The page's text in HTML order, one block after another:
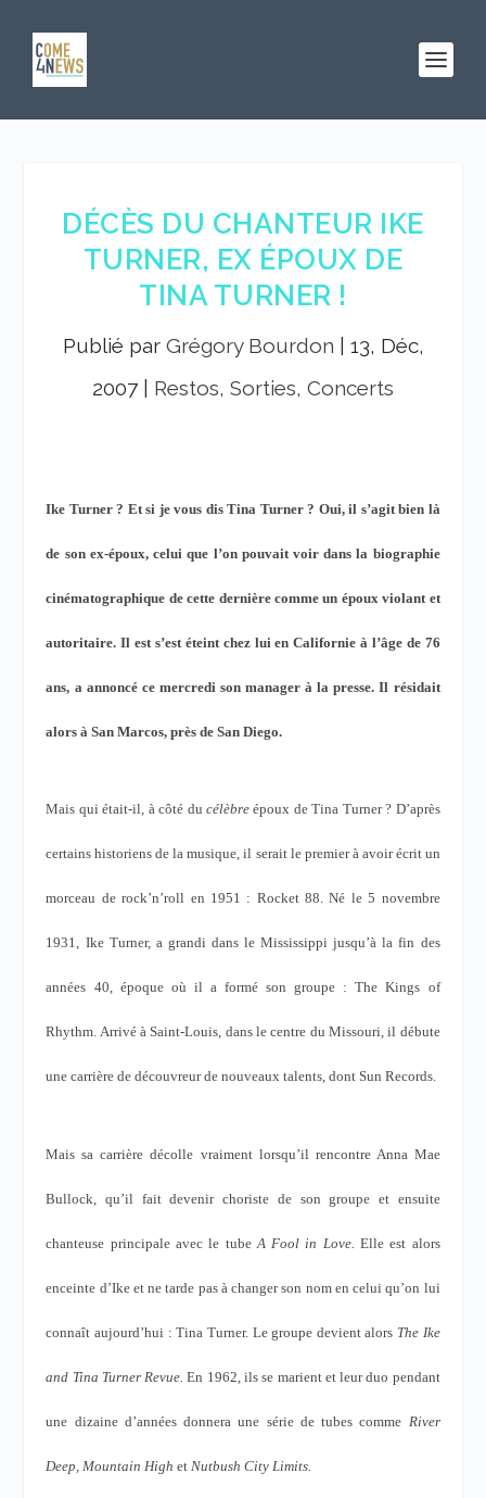
DÉCÈS DU CHANTEUR IKE
TURNER, EX ÉPOUX DE
TINA TURNER !
Publié par Grégory Bourdon
13, Déc,
2007
Restos, Sorties, Concerts
Ike Turner ? Et si je vous dis Tina Turner ? Oui, il s’agit bien là
de son ex-époux, celui que l’on pouvait voir dans la biographie
cinématographique de cette dernière comme un époux violant et
autoritaire. Il est s’est éteint chez lui en Californie à l’âge de 76
ans, a annoncé ce mercredi son manager à la presse. Il résidait
alors à San Marcos, près de San Diego.
Mais qui était-il, à côté du célèbreépoux de Tina Turner ? D’après
certains historiens de la musique, il serait le premier à avoir écrit un
morceau de rock’n’roll en 1951 : Rocket 88. Né le 5 novembre
1931, Ike Turner, a grandi dans le Mississippi jusqu’à la fin des
années 40, époque où il a formé son groupe : The Kings of
Rhythm. Arrivé à Saint-Louis, dans le centre du Missouri, il débute
une carrière de découvreur de nouveaux talents, dont Sun Records.
Mais sa carrière décolle vraiment lorsqu’il rencontre Anna Mae
Bullock, qu’il fait devenir choriste de son groupe et ensuite
chanteuse principale avec le tube A Fool in Love. Elle est alors
enceinte d’Ike et ne tarde pas à changer son nom en celui qu’on lui
connaît aujourd’hui : Tina Turner. Le groupe devient alors The Ike
and Tina Turner Revue.En 1962, ils se marient et leur duo pendant
une dizaine d’années donnera une série de tubes comme River
Deep, Mountain Highet Nutbush City Limits.